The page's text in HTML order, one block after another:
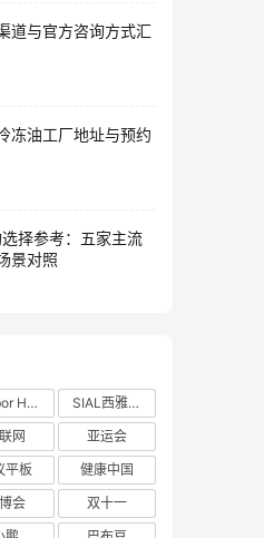
道与官方咨询方式汇
冻油工厂地址与预约
择参考：五家主流
景对照
Harbor House
SIAL西雅展
网
亚运会
平板
健康中国
会
双十一